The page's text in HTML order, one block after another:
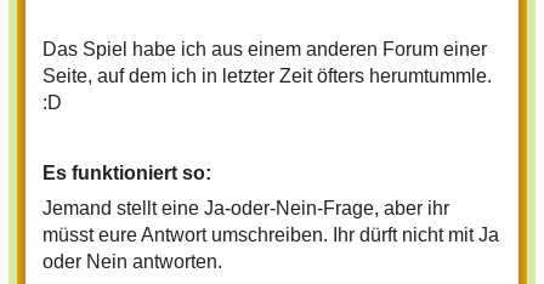
Das Spiel habe ich aus einem anderen Forum einer
Seite, auf dem ich in letzter Zeit öfters herumtummle.
:D
Es funktioniert so:
Jemand stellt eine Ja-oder-Nein-Frage, aber ihr
müsst eure Antwort umschreiben. Ihr dürft nicht mit Ja
oder Nein antworten.